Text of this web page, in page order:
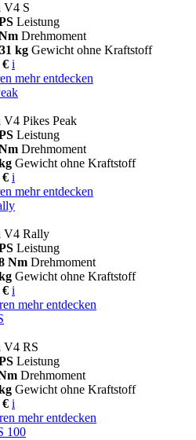
V4 S
Leistung
Drehmoment
kg Gewicht ohne Kraftstoff
€ i
mehr entdecken
V4 Pikes Peak
Leistung
Drehmoment
Gewicht ohne Kraftstoff
€ i
mehr entdecken
V4 Rally
Leistung
Nm Drehmoment
Gewicht ohne Kraftstoff
€ i
mehr entdecken
V4 RS
Leistung
Drehmoment
Gewicht ohne Kraftstoff
€ i
mehr entdecken
100